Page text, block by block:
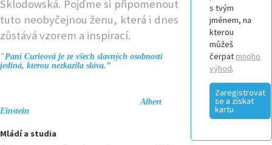
Sklodowská. Pojďme si připomenout
tuto neobyčejnou ženu, která i dnes
zůstává vzorem a inspirací.
"Paní Curieová je ze všech slavných osobností
jediná, kterou nezkazila sláva.”
Albert
Einstein
Mládí a studia
s tvým
jménem, na
kterou
můžeš
čerpat mnoho
výhod.
Zaregistrovat
se a získat
kartu